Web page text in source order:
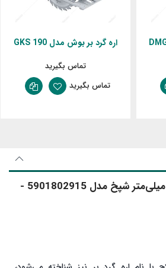
اره گرد بر بوش مدل GKS 190
تماس بگیرید
تماس بگیرید
اره گردبر نفوذی 160 میلی‌متر شپخ مدل 5901802915 -